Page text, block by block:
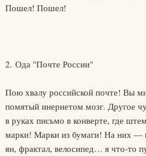
Пошел! Пошел!
2. Ода "Почте России"
Пою хвалу российской почте! Вы
помятый инернетом мозг. Другое
в руках письмо в конверте, где
марки! Марки из бумаги! На них —
ян, фрактал, велосипед… я что-то